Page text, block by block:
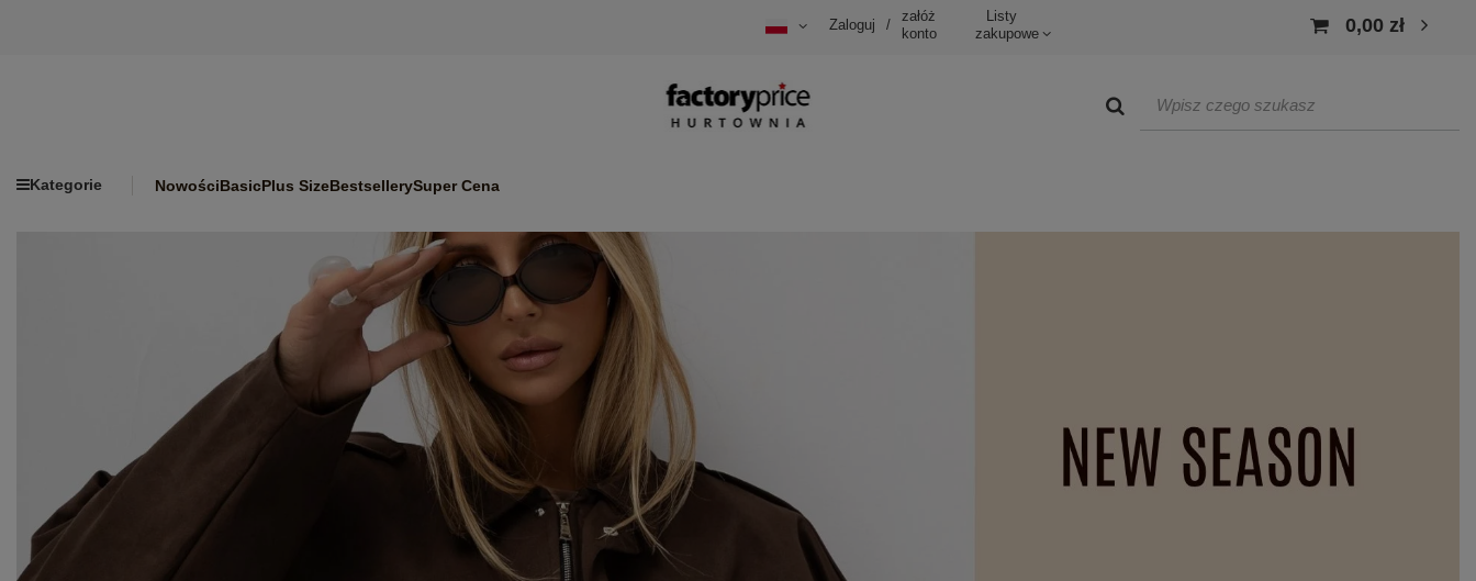
Zaloguj /
załóż
konto
Listy
zakupowe
0,00 zł
Kategorie NowościBasicPlus SizeBestsellerySuper Cena